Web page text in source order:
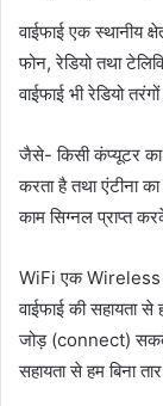
वाईफाई एक स्थानीय
फोन, रेडियो तथा
वाईफाई भी रेडियो
जैसे- किसी कंप्यूटर का
करता है तथा एंटीना
काम सिग्नल प्राप्त
WiFi एक Wireless
वाईफाई की सहायता
जोड़ (connect) सकते
सहायता से हम बिना